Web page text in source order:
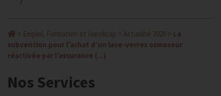
> Emploi, Formation et Handicap > Actualité 2026 > La
subvention pour l’achat d’un lave-verres osmoseur
réactivée par l’assurance (...)
Nos Services